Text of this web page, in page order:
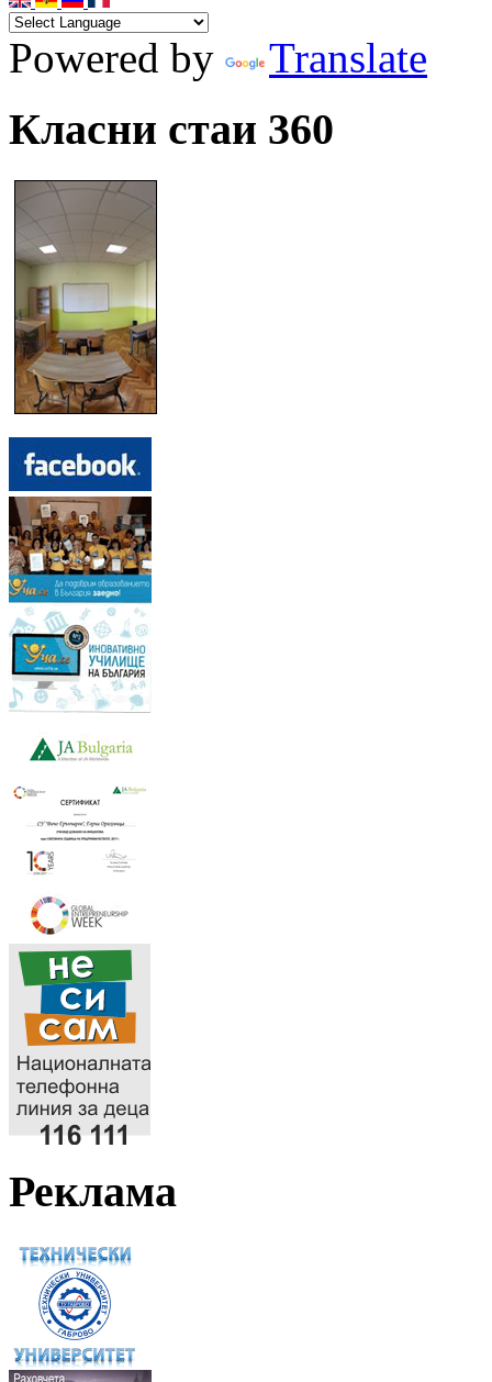
Powered by Translate
Класни стаи 360
Реклама